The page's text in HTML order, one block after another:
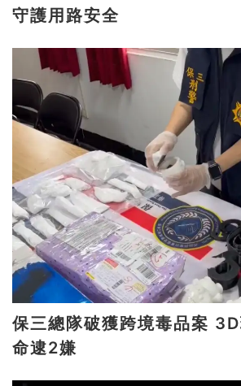
守護用路安全
保三總隊破獲跨境毒品案 3D玩具熊藏愷他
命逮2嫌